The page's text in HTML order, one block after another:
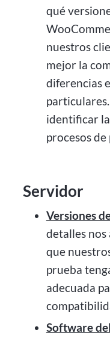
qué
nuestros
mejor la
diferencias
identificar
procesos
Servidor
Versiones
detalles nos
que
prueba
adecuada
Software